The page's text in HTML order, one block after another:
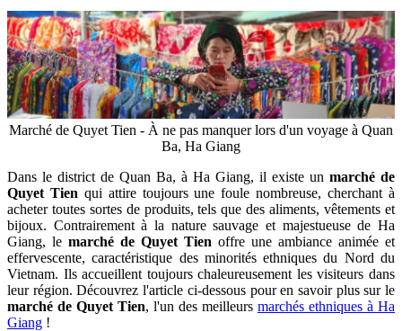
Marché de Quyet Tien - À ne pas manquer lors d'un voyage à Quan
Ba, Ha Giang
Dans le district de Quan Ba, à Ha Giang, il existe un marché de
Quyet Tien qui attire toujours une foule nombreuse, cherchant à
acheter toutes sortes de produits, tels que des aliments, vêtements et
bijoux. Contrairement à la nature sauvage et majestueuse de Ha
Giang, le marché de Quyet Tien offre une ambiance animée et
effervescente, caractéristique des minorités ethniques du Nord du
Vietnam. Ils accueillent toujours chaleureusement les visiteurs dans
leur région. Découvrez l'article ci-dessous pour en savoir plus sur le
marché de Quyet Tien, l'un des meilleurs marchés ethniques à Ha
Giang !